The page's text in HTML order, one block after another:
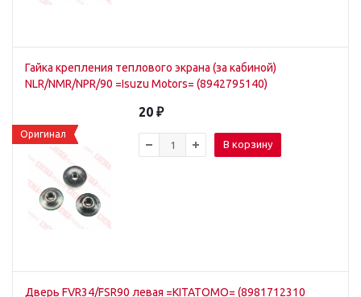
Гайка крепления теплового экрана (за кабиной)
NLR/NMR/NPR/90 =Isuzu Motors= (8942795140)
Оригинал
20 ₽
В корзину
Дверь FVR34/FSR90 левая =KITATOMO= (8981712310